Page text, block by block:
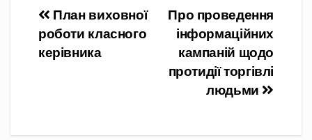
Навігація
записів
Про проведення
інформаційних
кампаній щодо
протидії торгівлі
людьми
План виховної
роботи класного
керівника